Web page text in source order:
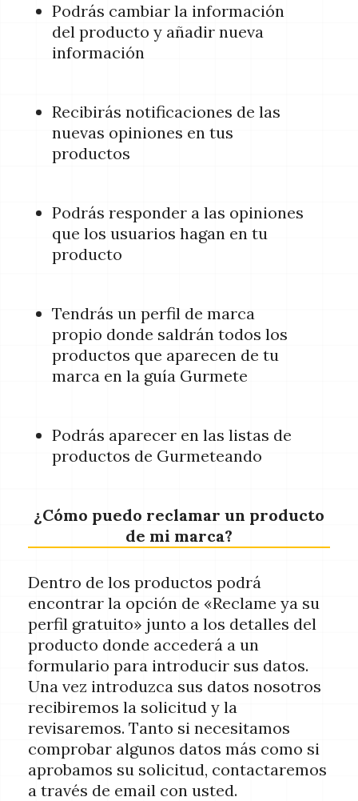
Podrás cambiar la información
del producto y añadir nueva
información
Recibirás notificaciones de las
nuevas opiniones en tus
productos
Podrás responder a las opiniones
que los usuarios hagan en tu
producto
Tendrás un perfil de marca
propio donde saldrán todos los
productos que aparecen de tu
marca en la guía Gurmete
Podrás aparecer en las listas de
productos de Gurmeteando
¿Cómo puedo reclamar un producto
de mi marca?
Dentro de los productos podrá
encontrar la opción de «Reclame ya su
perfil gratuito» junto a los detalles del
producto donde accederá a un
formulario para introducir sus datos.
Una vez introduzca sus datos nosotros
recibiremos la solicitud y la
revisaremos. Tanto si necesitamos
comprobar algunos datos más como si
aprobamos su solicitud, contactaremos
a través de email con usted.